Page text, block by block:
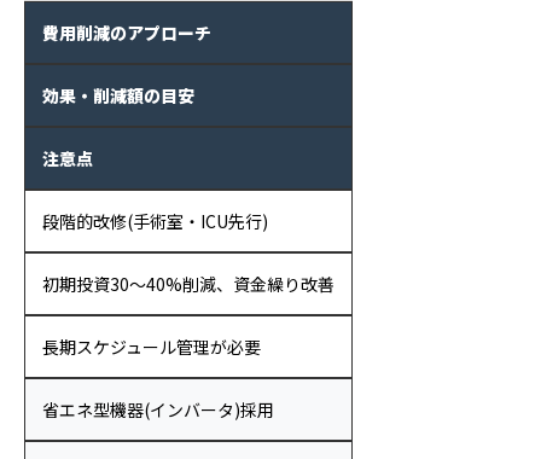
費用削減のアプローチ
効果・削減額の目安
注意点
段階的改修(手術室・ICU先行)
初期投資30〜40%削減、資金繰り改善
長期スケジュール管理が必要
省エネ型機器(インバータ)採用